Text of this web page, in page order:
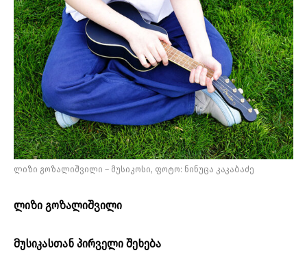
ლიზი გოზალიშვილი – მუსიკოსი, ფოტო: ნინუცა კაკაბაძე
ლიზი გოზალიშვილი
მუსიკასთან პირველი შეხება